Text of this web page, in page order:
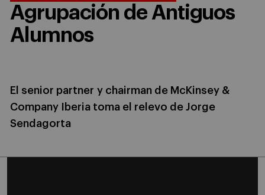
Agrupación de Antiguos
Alumnos
El senior partner y chairman de McKinsey &
Company Iberia toma el relevo de Jorge
Sendagorta